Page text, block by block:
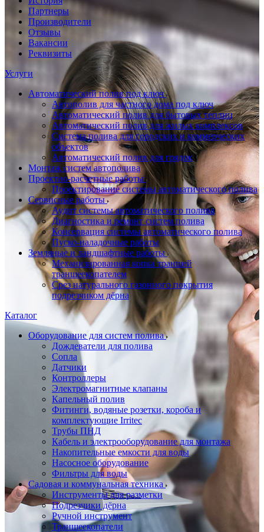
Партнеры
Производители
Отзывы
Вакансии
Реквизиты
Услуги
Автоматический полив под ключ
Автополив для частного дома под ключ
Автоматический полив для бытовых теплиц
Автоматический полив для жилых комплексов
Система полива для городских и коммерческих
объектов
Автоматический полив для грядок
Монтаж систем автополива
Проектно-расчетные работы
Проектирование системы автоматического полива
Сервисные работы
Аудит системы автоматического полива
Диагностика и ремонт систем полива
Консервация системы автоматического полива
Пуско-наладочные работы
Земляные и ландшафтные работы
Механизированная копка траншей
траншеекопателем
Срез натурального газонного покрытия
подрезчиком дёрна
Каталог
Оборудование для систем полива
Дождеватели для полива
Сопла
Датчики
Контроллеры
Электромагнитные клапаны
Капельный полив
Фитинги, водяные розетки, короба и
комплектующие Irritec
Трубы ПНД
Кабель и электрооборудование для монтажа
Накопительные емкости для воды
Насосное оборудование
Фильтры для воды
Садовая и коммунальная техника
Инструменты для разметки
Подрезчики дёрна
Ручной инструмент
Траншеекопатели